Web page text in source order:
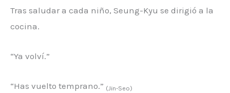
Tras saludar a cada niño, Seung-Kyu se dirigió a la
cocina.
“Ya volví.”
“Has vuelto temprano.” (Jin-Seo)